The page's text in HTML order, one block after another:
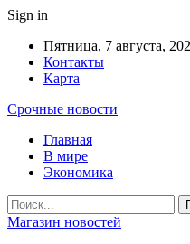
Sign in
Пятница, 7 августа,
Контакты
Карта
Срочные новости
Главная
В мире
Экономика
Магазин новостей